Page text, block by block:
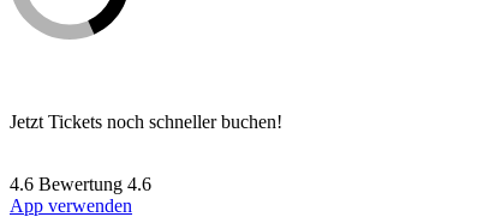
Jetzt Tickets noch schneller buchen!
4.6 Bewertung 4.6
App verwenden